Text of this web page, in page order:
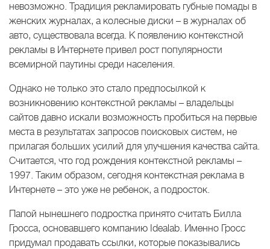
невозможно. Традиция рекламировать губные помады в
женских журналах, а колесные диски – в журналах об
авто, существовала всегда. К появлению контекстной
рекламы в Интернете привел рост популярности
всемирной паутины среди населения.
Однако не только это стало предпосылкой к
возникновению контекстной рекламы – владельцы
сайтов давно искали возможность пробиться на первые
места в результатах запросов поисковых систем, не
прилагая больших усилий для улучшения качества сайта.
Считается, что год рождения контекстной рекламы –
1997. Таким образом, сегодня контекстная реклама в
Интернете – это уже не ребенок, а подросток.
Папой нынешнего подростка принято считать Билла
Гросса, основавшего компанию Idealab. Именно Гросс
придумал продавать ссылки, которые показывались